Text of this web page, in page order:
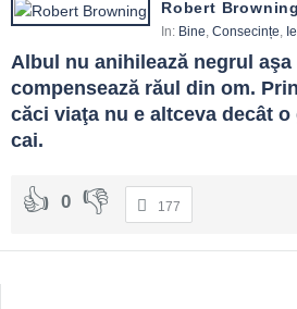
Robert Browning
In: Bine, Consecințe,
Albul nu anihilează negrul
compensează răul din om.
căci viaţa nu e altceva decât o
cai.
0 177